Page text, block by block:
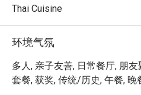
风味的饕客。
无论是快食一顿晚餐，或与三
的体验都将让您难以忘怀：
每一道菜都是一场正宗泰味的
义泰式料理灵魂的酸、甜、咸
Thai Cuisine
环境气氛
多人, 亲子友善, 日常餐厅, 朋
套餐, 获奖, 传统/历史, 午餐, 晚